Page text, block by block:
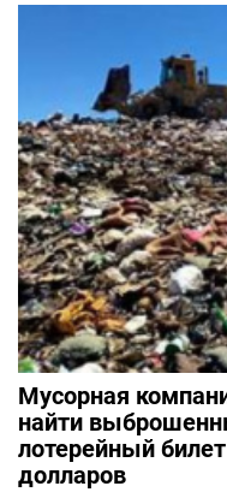
Мусорная
найти
лотерейный
долларов